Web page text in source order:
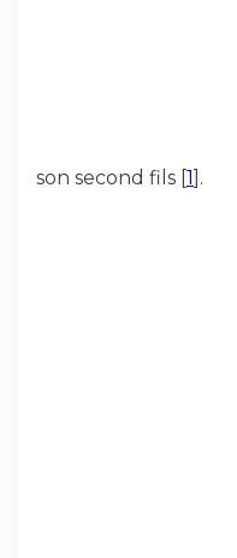
son second fils [1] .